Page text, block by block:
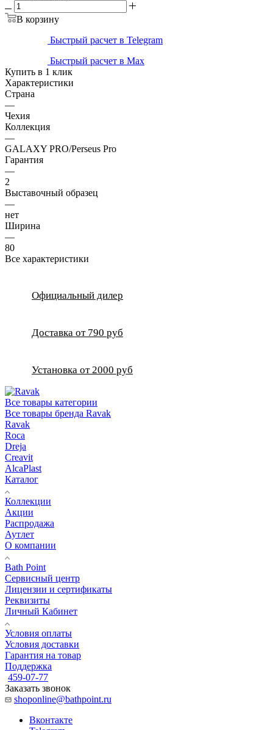
В корзину
Быстрый расчет в Telegram
Быстрый расчет в Max
Купить в 1 клик
Характеристики
Страна
—
Чехия
Коллекция
—
GALAXY PRO/Perseus Pro
Гарантия
—
2
Выставочный образец
—
нет
Ширина
—
80
Все характеристики
Официальный дилер
Доставка от 790 руб
Установка от 2000 руб
Все товары категории
Все товары бренда Ravak
Ravak
Roca
Dreja
Creavit
AlcaPlast
Каталог
Коллекции
Акции
Распродажа
Аутлет
О компании
Bath Point
Сервисный центр
Лицензии и сертификаты
Реквизиты
Личный Кабинет
Условия оплаты
Условия доставки
Гарантия на товар
Поддержка
459-07-77
Заказать звонок
shoponline@bathpoint.ru
Вконтакте